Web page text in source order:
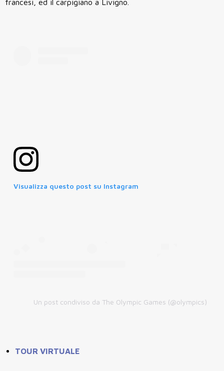
francesi, ed il carpigiano a Livigno.
Visualizza questo post su Instagram
Un post condiviso da The Olympic Games (@olympics)
TOUR VIRTUALE